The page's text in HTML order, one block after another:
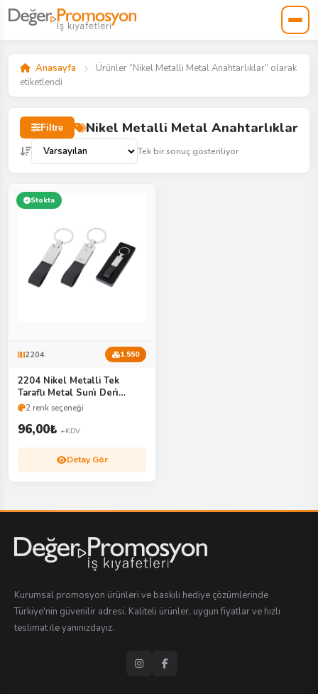
Anasayfa
Ürünler “Nikel Metalli Metal Anahtarlıklar” olarak
etiketlendi
Filtre Nikel Metalli Metal Anahtarlıklar
Tek bir sonuç gösteriliyor
Stokta
2204 1.550
2204 Nikel Metalli Tek
Taraflı Metal Suni̇ Deri̇
Anahtarlık
2 renk seçeneği
96,00₺ +KDV
Detay Gör
Kurumsal promosyon ürünleri ve baskılı hediye çözümlerinde
Türkiye'nin güvenilir adresi. Kaliteli ürünler, uygun fiyatlar ve hızlı
teslimat ile yanınızdayız.